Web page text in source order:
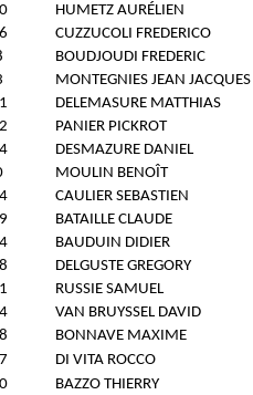
HUMETZ AURÉLIEN
CUZZUCOLI FREDERICO
BOUDJOUDI FREDERIC
MONTEGNIES JEAN JACQUES
DELEMASURE MATTHIAS
PANIER PICKROT
DESMAZURE DANIEL
MOULIN BENOÎT
CAULIER SEBASTIEN
BATAILLE CLAUDE
BAUDUIN DIDIER
DELGUSTE GREGORY
RUSSIE SAMUEL
VAN BRUYSSEL DAVID
BONNAVE MAXIME
DI VITA ROCCO
BAZZO THIERRY